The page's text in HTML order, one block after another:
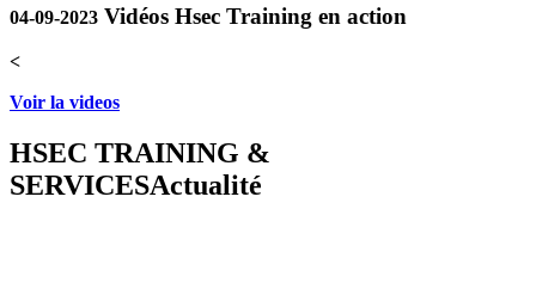
04-09-2023 Vidéos Hsec Training en action
<
Voir la videos
HSEC TRAINING &
SERVICESActualité